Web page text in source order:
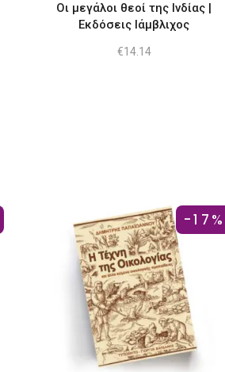
Οι μεγάλοι θεοί της lνδίας |
Εκδόσεις Ιάμβλιχος
€14.14
-17%